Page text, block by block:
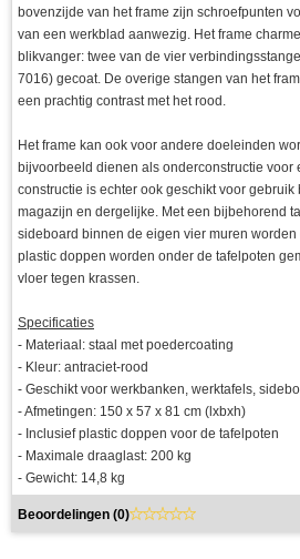
bovenzijde van het frame zijn schroefpunten
van een werkblad aanwezig. Het frame
blikvanger: twee van de vier
7016) gecoat. De overige stangen van het
een prachtig contrast met het rood.
Het frame kan ook voor andere doeleinden
bijvoorbeeld dienen als onderconstructie voor
constructie is echter ook geschikt voor
magazijn en dergelijke. Met een bijbehorend
sideboard binnen de eigen vier muren
plastic doppen worden onder de tafelpoten
vloer tegen krassen.
Specificaties
- Materiaal: staal met poedercoating
- Kleur: antraciet-rood
- Geschikt voor werkbanken, werktafels,
- Afmetingen: 150 x 57 x 81 cm (lxbxh)
- Inclusief plastic doppen voor de tafelpoten
- Maximale draaglast: 200 kg
- Gewicht: 14,8 kg
Beoordelingen (0)